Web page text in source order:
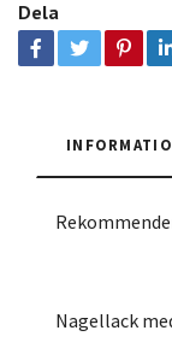
Dela
Nagellack